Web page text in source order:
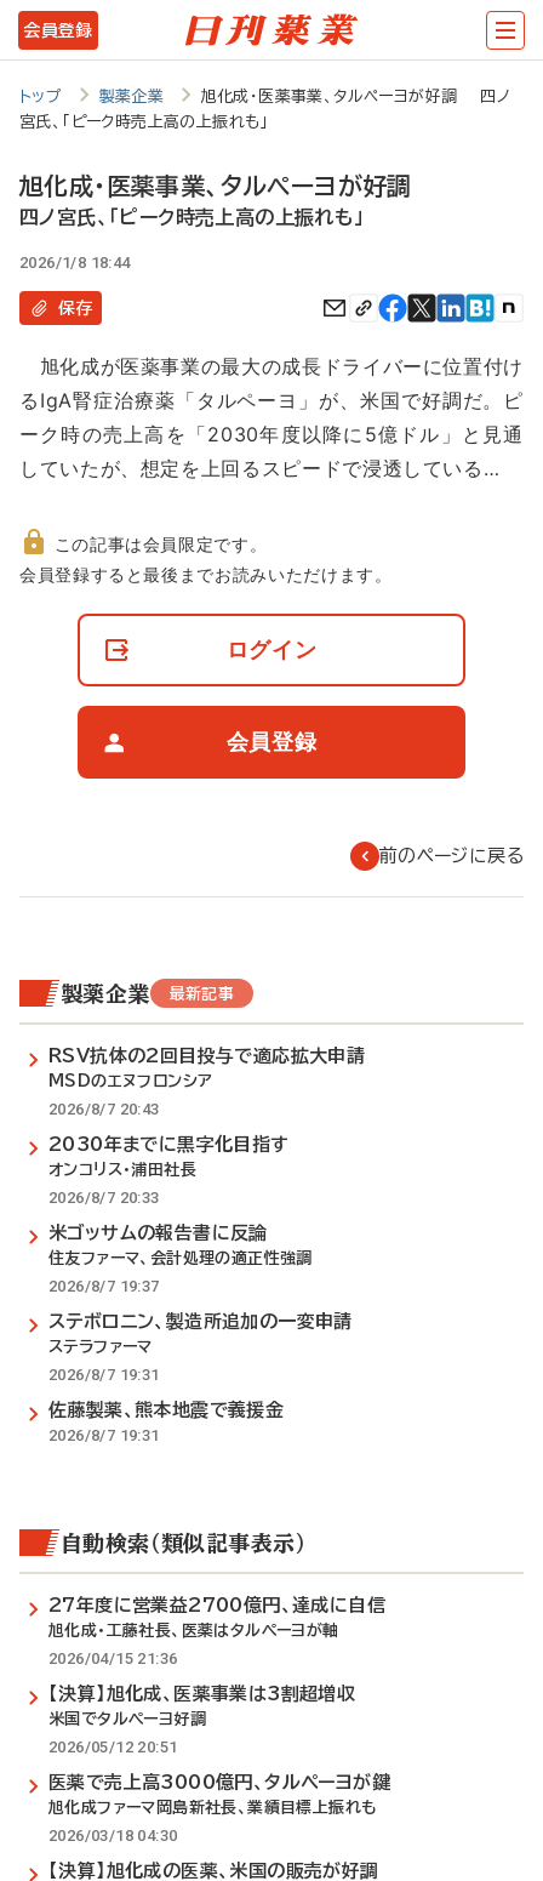
メ
イ
ン
テ
ツ
に
動
会員登録
トップ 製薬企業
旭化成・医薬事業、タルペーヨが好調 四ノ
宮氏、「ピーク時売上高の上振れも」
旭化成・医薬事業、タルペーヨが好調
四ノ宮氏、「ピーク時売上高の上振れも」
2026/1/8 18:44
保存
旭化成が医薬事業の最大の成長ドライバーに位置付け
るIgA腎症治療薬「タルペーヨ」が、米国で好調だ。ピ
ーク時の売上高を「2030年度以降に5億ドル」と見通
していたが、想定を上回るスピードで浸透している…
非
この記事は会員限定です。
会員登録すると最後までお読みいただけます。
ログイン
会員登録
前のページに戻る
製薬企業 最新記事
RSV抗体の2回目投与で適応拡大申請
MSDのエヌフロンシア
2026/8/7 20:43
2030年までに黒字化目指す
オンコリス・浦田社長
2026/8/7 20:33
米ゴッサムの報告書に反論
住友ファーマ、会計処理の適正性強調
2026/8/7 19:37
ステボロニン、製造所追加の一変申請
ステラファーマ
2026/8/7 19:31
佐藤製薬、熊本地震で義援金
2026/8/7 19:31
自動検索（類似記事表示）
27年度に営業益2700億円、達成に自信
旭化成・工藤社長、医薬はタルペーヨが軸
2026/04/15 21:36
【決算】旭化成、医薬事業は3割超増収
米国でタルペーヨ好調
2026/05/12 20:51
医薬で売上高3000億円、タルペーヨが鍵
旭化成ファーマ岡島新社長、業績目標上振れも
2026/03/18 04:30
【決算】旭化成の医薬、米国の販売が好調